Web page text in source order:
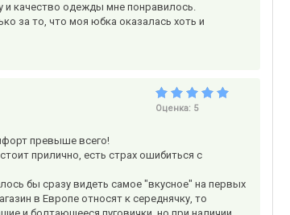
и качество одежды мне понравилось.
за то, что моя юбка оказалась хоть и
Оценка: 5
превыше всего!
прилично, есть страх ошибиться с
бы сразу видеть самое "вкусное" на первых
в Европе относят к середнячку, то